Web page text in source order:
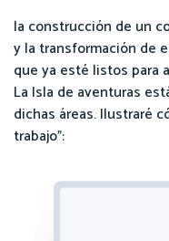
la construcción de un
y la transformación de
que ya esté listos para
La Isla de aventuras
dichas áreas. Ilustraré
trabajo”: